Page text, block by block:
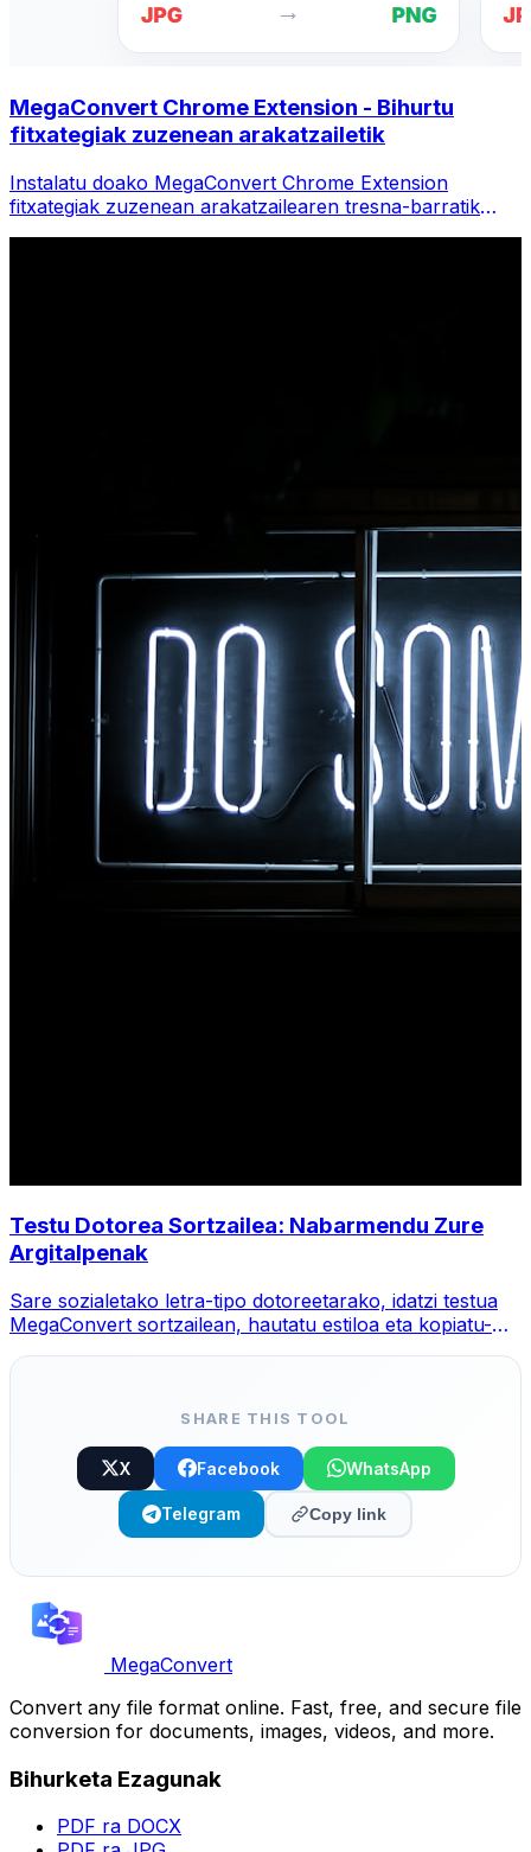
MegaConvert Chrome Extension - Bihurtu
fitxategiak zuzenean arakatzailetik
Instalatu doako MegaConvert Chrome Extension
fitxategiak zuzenean arakatzailearen tresna-barratik
Testu Dotorea Sortzailea: Nabarmendu Zure
Argitalpenak
Sare sozialetako letra-tipo dotoreetarako, idatzi testua
MegaConvert sortzailean, hautatu estiloa eta kopiatu-
SHARE THIS TOOL
X Facebook WhatsApp
Telegram Copy link
MegaConvert
Convert any file format online. Fast, free, and secure file
conversion for documents, images, videos, and more.
Bihurketa Ezagunak
PDF ra DOCX